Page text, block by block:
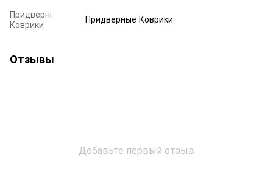
Придверні
Коврики
Придверные Коврики
Отзывы
Добавьте первый отзыв